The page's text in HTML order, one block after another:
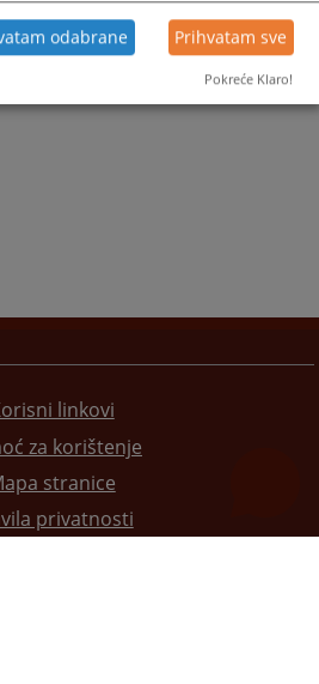
linkovi
za korištenje
stranice
privatnosti
odabrane Prihvatam sve
Pokreće Klaro!